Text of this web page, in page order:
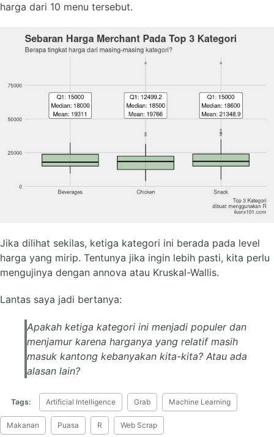
harga dari 10 menu tersebut.
Jika dilihat sekilas, ketiga kategori ini berada pada level
harga yang mirip. Tentunya jika ingin lebih pasti, kita perlu
mengujinya dengan annova atau Kruskal-Wallis.
Lantas saya jadi bertanya:
Apakah ketiga kategori ini menjadi populer dan
menjamur karena harganya yang relatif masih
masuk kantong kebanyakan kita-kita? Atau ada
alasan lain?
Tags: Artificial Intelligence Grab Machine Learning
Makanan Puasa R Web Scrap